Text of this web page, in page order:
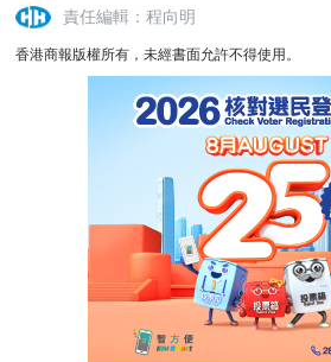
責任編輯：程向明
香港商報版權所有，未經書面允許不得使用。